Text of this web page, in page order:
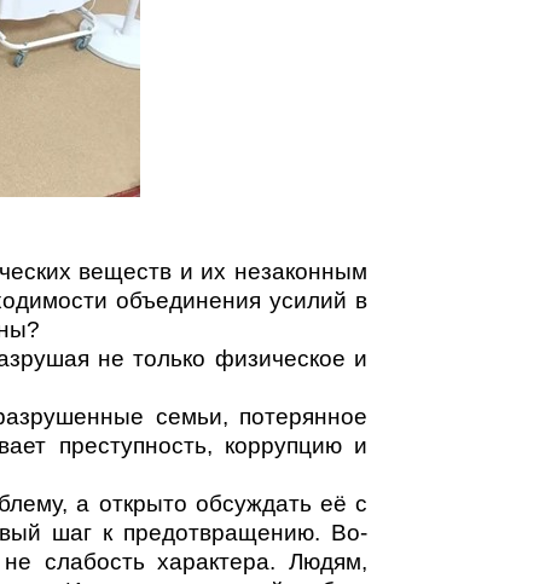
веществ и их незаконным
объединения усилий в
не только физическое и
семьи, потерянное
преступность, коррупцию и
а открыто обсуждать её с
шаг к предотвращению. Во-
слабость характера. Людям,